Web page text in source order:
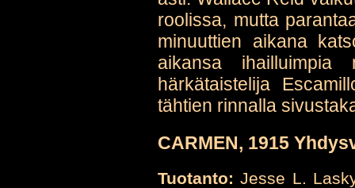
roolissa, mutta
minuuttien aikana
aikansa ihailluimpia
härkätaistelija
tähtien rinnalla
CARMEN, 1915
Tuotanto: Jesse L.